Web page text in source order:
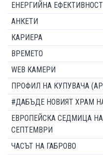
ЕНЕРГИЙНА ЕФЕКТИВНОСТ
АНКЕТИ
КАРИЕРА
ВРЕМЕТО
WEB КАМЕРИ
ПРОФИЛ НА КУПУВАЧА
#ДАБЪДЕ НОВИЯТ ХРАМ
ЕВРОПЕЙСКА СЕДМИЦА
СЕПТЕМВРИ
ЧАСЪТ НА ГАБРОВО